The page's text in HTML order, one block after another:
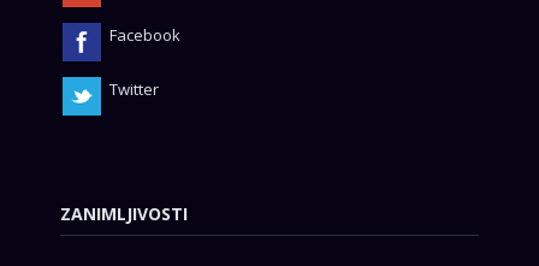
Facebook
Twitter
ZANIMLJIVOSTI